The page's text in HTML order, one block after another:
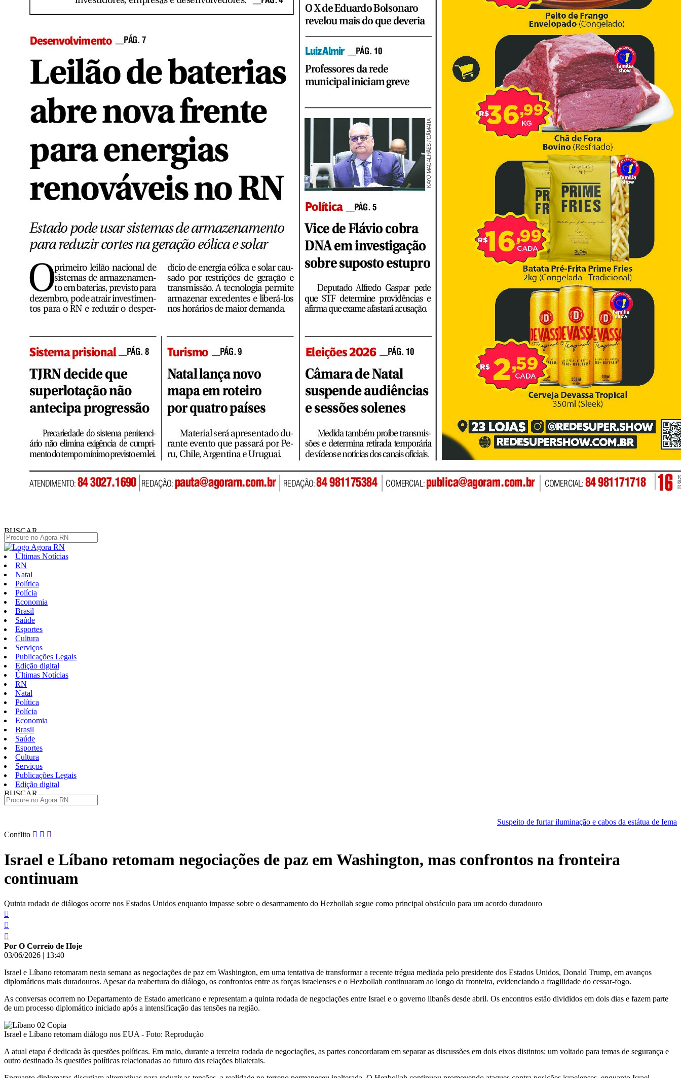
BUSCAR
Últimas Notícias
RN
Natal
Política
Polícia
Economia
Brasil
Saúde
Esportes
Cultura
Serviços
Publicações Legais
Edição digital
Últimas Notícias
RN
Natal
Política
Polícia
Economia
Brasil
Saúde
Esportes
Cultura
Serviços
Publicações Legais
Edição digital
BUSCAR
Suspeito de furtar iluminação e cabos da estátua de Iemanjá é preso em
Pular
conteúdo
Conflito
Israel e Líbano retomam negociações de paz em Washington, mas confrontos na fronteira
continuam
Quinta rodada de diálogos ocorre nos Estados Unidos enquanto impasse sobre o desarmamento do Hezbollah segue como principal obstáculo para um acordo duradouro
Por O Correio de Hoje
03/06/2026 | 13:40
Israel e Líbano retomaram nesta semana as negociações de paz em Washington, em uma tentativa de transformar a recente trégua mediada pelo presidente dos Estados Unidos, Donald Trump, em avanços
diplomáticos mais duradouros. Apesar da reabertura do diálogo, os confrontos entre as forças israelenses e o Hezbollah continuaram ao longo da fronteira, evidenciando a fragilidade do cessar-fogo.
As conversas ocorrem no Departamento de Estado americano e representam a quinta rodada de negociações entre Israel e o governo libanês desde abril. Os encontros estão divididos em dois dias e fazem parte
de um processo diplomático iniciado após a intensificação das tensões na região.
Israel e Líbano retomam diálogo nos EUA - Foto: Reprodução
A atual etapa é dedicada às questões políticas. Em maio, durante a terceira rodada de negociações, as partes concordaram em separar as discussões em dois eixos distintos: um voltado para temas de segurança e
outro destinado às questões políticas relacionadas ao futuro das relações bilaterais.